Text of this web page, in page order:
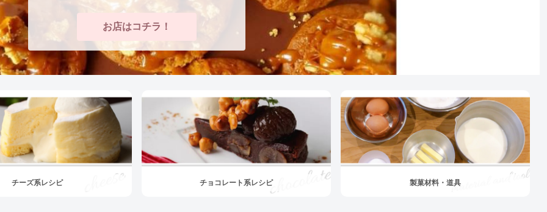
お店はコチラ！
チーズ系レシピ チョコレート系レシピ 製菓材料・道具